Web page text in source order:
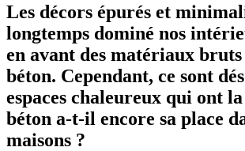
Les décors épurés et
longtemps dominé nos
en avant des matériaux
béton. Cependant, ce sont
espaces chaleureux qui ont
béton a-t-il encore sa place
maisons ?